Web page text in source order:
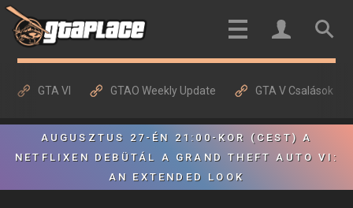
GTA VI GTAO Weekly Update GTA V Csalások
AUGUSZTUS 27-ÉN 21:00-KOR (CEST) A
NETFLIXEN DEBÜTÁL A GRAND THEFT AUTO VI:
AN EXTENDED LOOK